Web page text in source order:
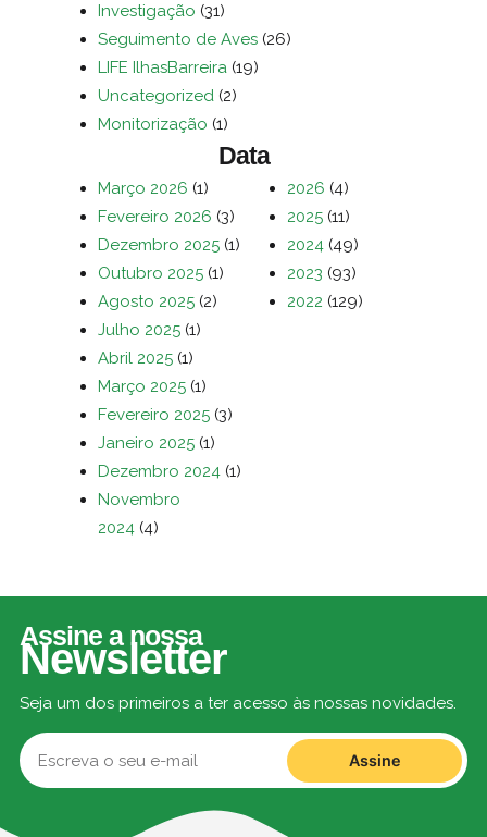
Investigação (31)
Seguimento de Aves (26)
LIFE IlhasBarreira (19)
Uncategorized (2)
Monitorização (1)
Data
Março 2026 (1)
Fevereiro 2026 (3)
Dezembro 2025 (1)
Outubro 2025 (1)
Agosto 2025 (2)
Julho 2025 (1)
Abril 2025 (1)
Março 2025 (1)
Fevereiro 2025 (3)
Janeiro 2025 (1)
Dezembro 2024 (1)
Novembro
2024 (4)
2026 (4)
2025 (11)
2024 (49)
2023 (93)
2022 (129)
Assine a nossa
Newsletter
Seja um dos primeiros a ter acesso às nossas novidades.
Assine